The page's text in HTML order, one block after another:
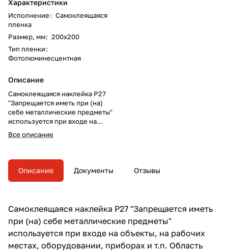
Характеристики
Исполнение: Самоклеящаяся
пленка
Размер, мм: 200х200
Тип пленки:
Фотолюминесцентная
Описание
Самоклеящаяся наклейка P27
"Запрещается иметь при (на)
себе металлические предметы"
используется при входе на
объекты, на рабочих местах,
оборудовании, приборах и т.п.
может быть расширена
(используется совместно с
другими знаками пожарной
Все описание
Описание Документы Отзывы
Самоклеящаяся наклейка P27 "Запрещается иметь
при (на) себе металлические предметы"
используется при входе на объекты, на рабочих
местах, оборудовании, приборах и т.п. Область